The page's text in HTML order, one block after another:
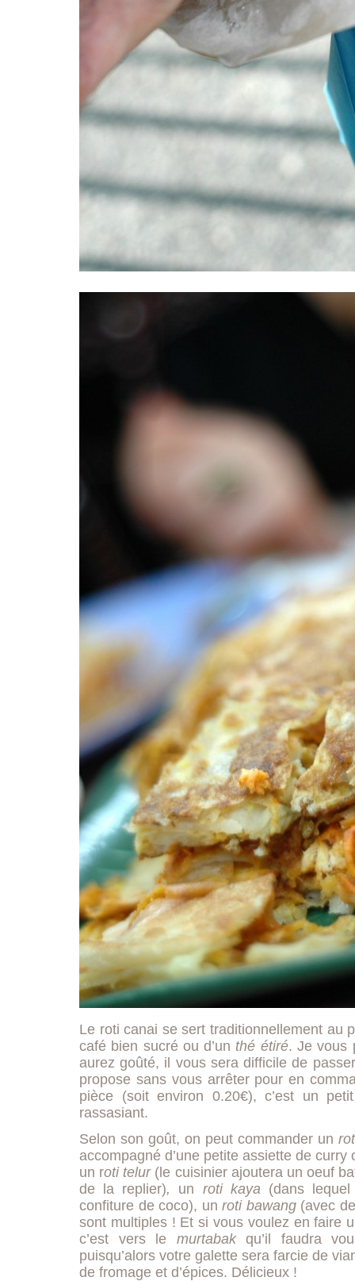
Le roti canai se sert traditionnellement au
café bien sucré ou d’un thé étiré. Je vous
aurez goûté, il vous sera difficile de
propose sans vous arrêter pour en
pièce (soit environ 0.20€), c’est un
rassasiant.
Selon son goût, on peut commander un
accompagné d’une petite assiette de
un roti telur(le cuisinier ajoutera un oeuf
de la replier), un roti kaya (dans
confiture de coco), unroti bawang(avec
sont multiples ! Et si vous voulez en faire
c’est vers le murtabakqu’il faudra
puisqu’alors votre galette sera farcie de
de fromage et d’épices. Délicieux !